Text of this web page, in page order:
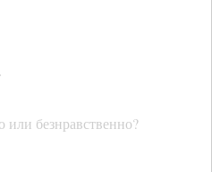
или безнравственно?